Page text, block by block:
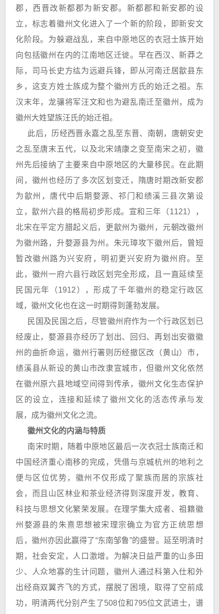
郡，西晋改新都郡为新安郡。新都郡和新安郡的设
立，标志着徽州文化进入了一个新的阶段，即新安文
化阶段。为躲避战乱，来自中原地区的衣冠士族开始
向包括徽州在内的江南地区迁徙。早在西汉、新莽之
际，司马长史方纮为远避兵锋，即从河南迁居歙县东
乡，这支方姓士族成为整个徽州方氏的始迁之祖。东
汉末年，龙骧将军汪文和也为避乱南迁至徽州，成为
徽州大姓望族汪氏的始迁祖。
此后，历经西晋永嘉之乱至东晋、南朝，唐朝安史
之乱至唐末五代，以及北宋靖康之变至南宋之初，徽
州先后接纳了主要来自中原地区的大量移民。在此期
间，徽州也经历了多次区划变迁，隋唐时期改新安郡
为歙州，唐代中后期婺源、祁门和绩溪三县次第设
立，歙州六县的格局初步形成。宣和三年（1121），
北宋在平定方腊起义后，更歙州为徽州，元朝改徽州
为徽州路，升婺源县为州。朱元璋攻下徽州后，曾短
暂改徽州路为兴安府，明初更兴安府为徽州府。至
此，徽州一府六县行政区划完全形成，且一直延续至
民国元年（1912），形成了千年徽州的稳定行政区
域，徽州文化也在这一时期得到蓬勃发展。
民国及民国之后，尽管徽州府作为一个行政区划已
经废止，婺源县亦经历了划出、回归、再划出安徽徽
州的曲折命运，徽州行署则历经撤区改（黄山）市，
绩溪县从新设的黄山市改隶宣城市，但徽州文化依然
在徽州原六县地域空间得到传承，徽州文化生态保护
区的设立，连接和延续了徽州文化的活态传承与发
展，成为徽州文化之流。
徽州文化的内涵与特质
南宋时期，随着中原地区最后一次衣冠士族南迁和
中国经济重心南移的完成，凭借与京城杭州的地利之
便与区位优势，徽州不仅形成了聚族而居的宗族社
会，而且山区林业和茶业经济得到深度开发，教育、
科技与思想文化繁荣发展。在理学集大成者、祖籍徽
州婺源县的朱熹思想被宋理宗确立为官方正统思想
后，徽州亦因此赢得了“东南邹鲁”的盛誉。延至明清时
期，社会安定，人口激增。为解决日益严重的山多田
少、人众地寡的生计问题，徽州人通过科第入仕和外
出经商双翼齐飞的方式，摆脱了困境，取得了空前成
功，明清两代分别产生了508位和795位文武进士，谱